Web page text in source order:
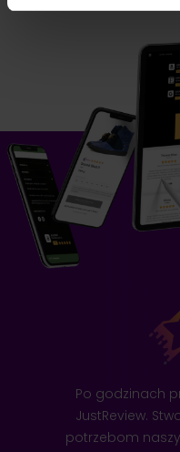
Po godzinach
JustReview.
potrzebom